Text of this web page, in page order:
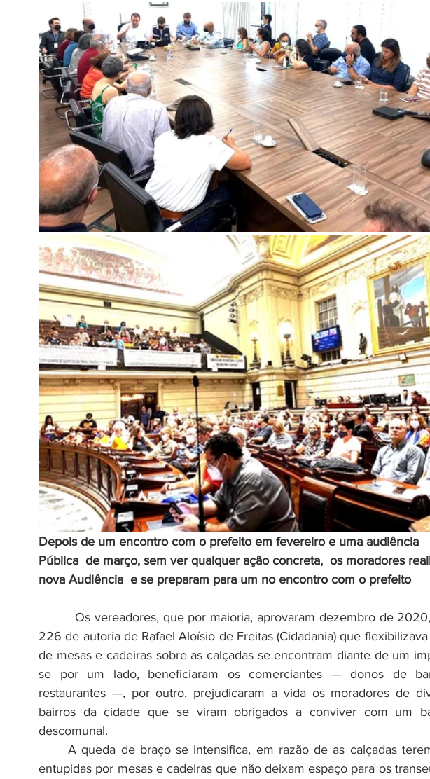
Depois de um encontro com o prefeito em fevereiro e uma audiência
Pública  de março, sem ver qualquer ação concreta,  os moradores
nova Audiência  e se preparam para um no encontro com o prefeito
226 de autoria de Rafael Aloísio de Freitas (Cidadania) que
de mesas e cadeiras sobre as calçadas se encontram diante de um
se por um lado, beneficiaram os comerciantes — donos de
restaurantes —, por outro, prejudicaram a vida os moradores de
bairros da cidade que se viram obrigados a conviver com um
descomunal.
	A queda de braço se intensifica, em razão de as calçadas terem sido
entupidas por mesas e cadeiras que não deixam espaço para os